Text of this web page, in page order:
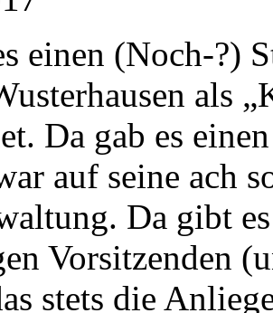
einen (Noch-?)
als
Da gab es
auf seine ach
Da gibt
Vorsitzenden
stets die